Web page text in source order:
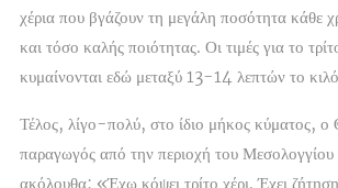
χέρια που βγάζουν τη μεγάλη ποσότητα κάθε
και τόσο καλής ποιότητας. Οι τιμές για το
κυμαίνονται εδώ μεταξύ 13-14 λεπτών το
Τέλος, λίγο-πολύ, στο ίδιο μήκος κύματος,
παραγωγός από την περιοχή του Μεσολογγίου
ακόλουθα: «Έχω κόψει τρίτο χέρι. Έχει